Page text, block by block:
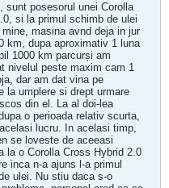
sunt posesorul unei Corolla
si la primul schimb de ulei
masina avnd deja in jur
km, dupa aproximativ 1 luna
1000 km parcurși am
nivelul peste maxim cam 1
dar am dat vina pe
la umplere si drept urmare
din el. La al doi-lea
o perioada relativ scurta,
lucru. In acelasi timp,
se loveste de aceeasi
la o Corolla Cross Hybrid 2.0
inca n-a ajuns l‐a primul
ulei. Nu stiu daca s-o